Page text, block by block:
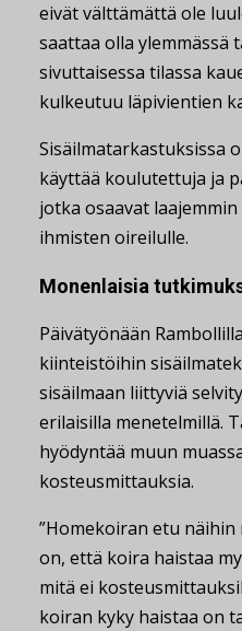
eivät välttämättä ole
saattaa olla ylemmässä
sivuttaisessa tilassa
kulkeutuu läpivientien
Sisäilmatarkastuksissa
käyttää koulutettuja ja
jotka osaavat
ihmisten oireilulle.
Monenlaisia
Päivätyönään
kiinteistöihin
sisäilmaan liittyviä
erilaisilla menetelmillä.
hyödyntää muun
kosteusmittauksia.
”Homekoiran etu
on, että koira haistaa
mitä ei
koiran kyky haistaa on